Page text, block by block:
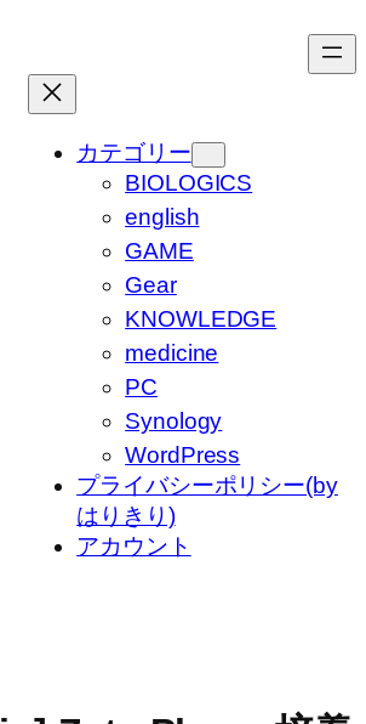
カテゴリー
BIOLOGICS
english
GAME
Gear
KNOWLEDGE
medicine
PC
Synology
WordPress
プライバシーポリシー(by
はりきり)
アカウント